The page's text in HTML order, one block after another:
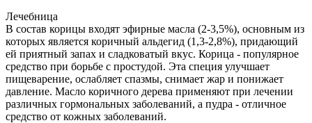
Лечебница
В состав корицы входят эфирные масла (2-3,5%), основным из
которых является коричный альдегид (1,3-2,8%), придающий
ей приятный запах и сладковатый вкус. Корица - популярное
средство при борьбе с простудой. Эта специя улучшает
пищеварение, ослабляет спазмы, снимает жар и понижает
давление. Масло коричного дерева применяют при лечении
различных гормональных заболеваний, а пудра - отличное
средство от кожных заболеваний.